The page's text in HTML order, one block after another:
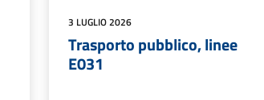
3 LUGLIO 2026
Trasporto pubblico, linee
E031